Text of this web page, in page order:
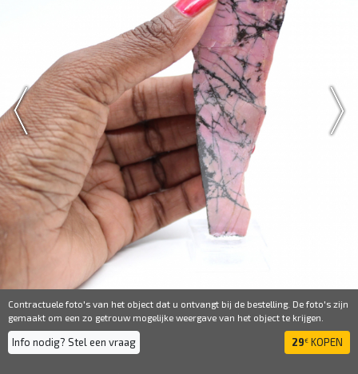
Contractuele foto's van het object dat u ontvangt bij de bestelling. De foto's zijn
gemaakt om een ​​zo getrouw mogelijke weergave van het object te krijgen.
Info nodig? Stel een vraag 29€ KOPEN